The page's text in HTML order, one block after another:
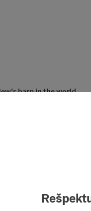
harp in the world
for a special instrument
Jew's harp, which
of the production of
Bades family business.